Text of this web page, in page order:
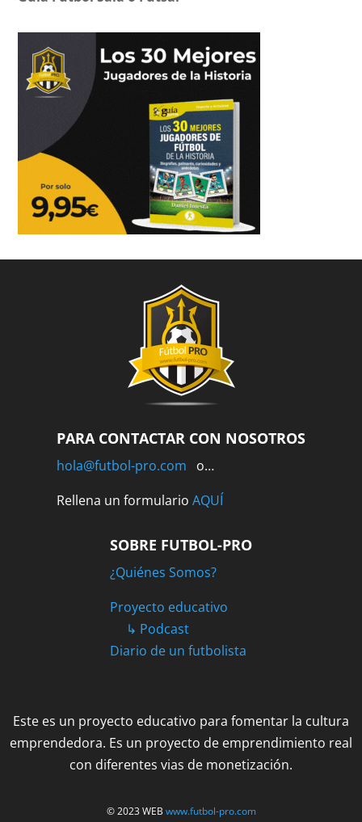
PARA CONTACTAR CON NOSOTROS
hola@futbol-pro.com o…
Rellena un formulario AQUÍ
SOBRE FUTBOL-PRO
¿Quiénes Somos?
Proyecto educativo
↳ Podcast
Diario de un futbolista
Este es un proyecto educativo para fomentar la cultura
emprendedora. Es un proyecto de emprendimiento real
con diferentes vias de monetización.
© 2023 WEB www.futbol-pro.com